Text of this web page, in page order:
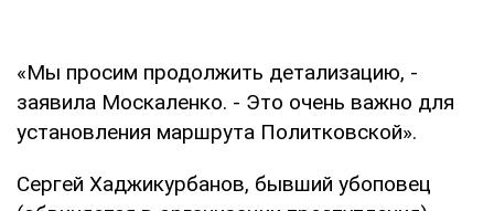
«Мы просим продолжить детализацию, -
заявила Москаленко. - Это очень важно для
установления маршрута Политковской».
Сергей Хаджикурбанов, бывший убоповец